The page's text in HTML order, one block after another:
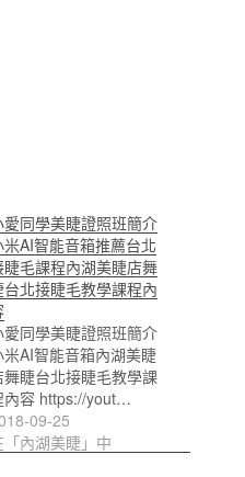
愛同學美睫證照班簡介
米AI智能音箱推薦台北
睫毛課程內湖美睫店舞
台北接睫毛教學課程內
愛同學美睫證照班簡介
米AI智能音箱內湖美睫
舞睫台北接睫毛教學課
內容 https://yout…
09-25
「內湖美睫」中